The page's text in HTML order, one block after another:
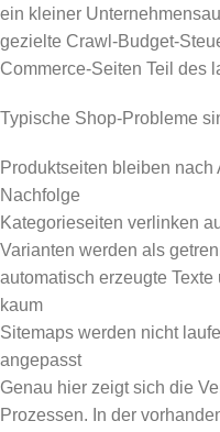
ein kleiner
gezielte Crawl-Budget-
Commerce-Seiten Teil des
Typische Shop-Probleme
Produktseiten bleiben
Nachfolge
Kategorieseiten verlinken
Varianten werden als
automatisch erzeugte
kaum
Sitemaps werden nicht
angepasst
Genau hier zeigt sich die
Prozessen. In der